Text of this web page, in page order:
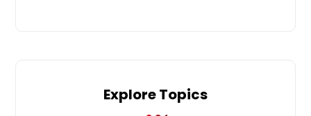
Explore Topics